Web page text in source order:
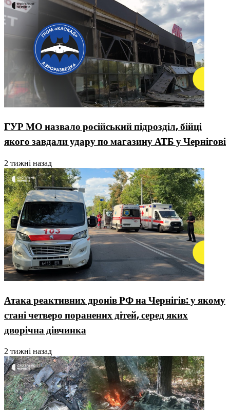
ГУР МО назвало російський підрозділ, бійці
якого завдали удару по магазину АТБ у Чернігові
2 тижні назад
Атака реактивних дронів РФ на Чернігів: у якому
стані четверо поранених дітей, серед яких
дворічна дівчинка
2 тижні назад